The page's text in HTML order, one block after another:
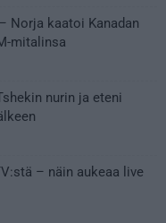
Norja kaatoi Kanadan
mitalinsa
nurin ja eteni
– näin aukeaa live